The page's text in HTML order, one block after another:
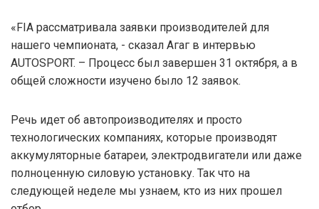
«FIA рассматривала заявки производителей для
нашего чемпионата, - сказал Агаг в интервью
AUTOSPORT. – Процесс был завершен 31 октября, а в
общей сложности изучено было 12 заявок.
Речь идет об автопроизводителях и просто
технологических компаниях, которые производят
аккумуляторные батареи, электродвигатели или даже
полноценную силовую установку. Так что на
следующей неделе мы узнаем, кто из них прошел